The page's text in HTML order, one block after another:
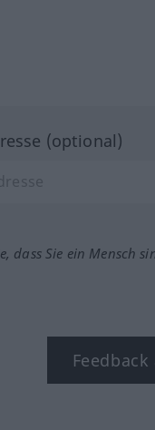
(optional)
dass Sie ein Mensch